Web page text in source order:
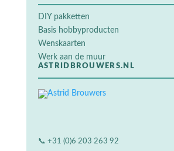
DIY pakketten
Basis hobbyproducten
Wenskaarten
Werk aan de muur
ASTRIDBROUWERS.NL
📞 +31 (0)6 203 263 92